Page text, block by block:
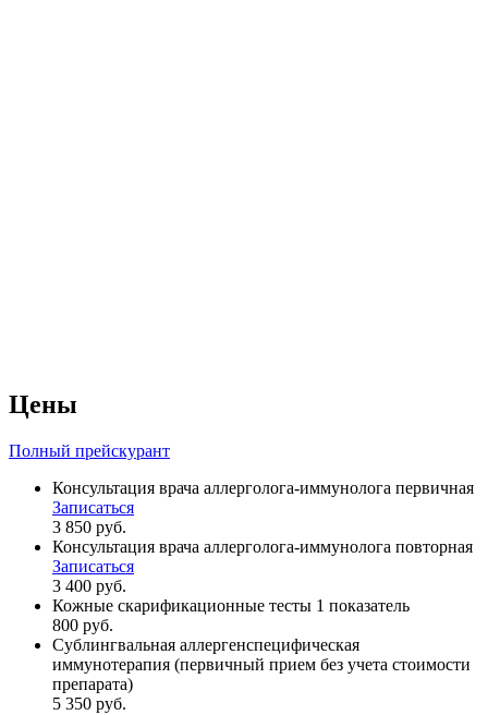
Цены
Полный прейскурант
Консультация врача аллерголога-иммунолога первичная
Записаться
3 850 руб.
Консультация врача аллерголога-иммунолога повторная
Записаться
3 400 руб.
Кожные скарификационные тесты 1 показатель
800 руб.
Сублингвальная аллергенспецифическая
иммунотерапия (первичный прием без учета стоимости
препарата)
5 350 руб.